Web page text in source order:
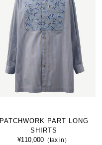
PATCHWORK PART LONG
SHIRTS
¥110,000 （tax in）